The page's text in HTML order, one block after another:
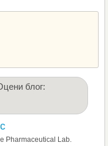
блог:
Pharmaceutical Lab.